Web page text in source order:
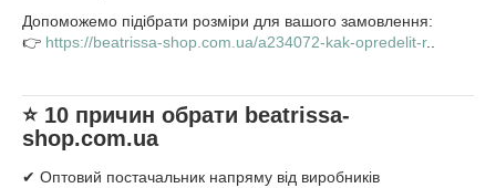
Допоможемо підібрати розміри для вашого замовлення:
👉 https://beatrissa-shop.com.ua/a234072-kak-opredelit-r..
⭐ 10 причин обрати beatrissa-
shop.com.ua
✔ Оптовий постачальник напряму від виробників